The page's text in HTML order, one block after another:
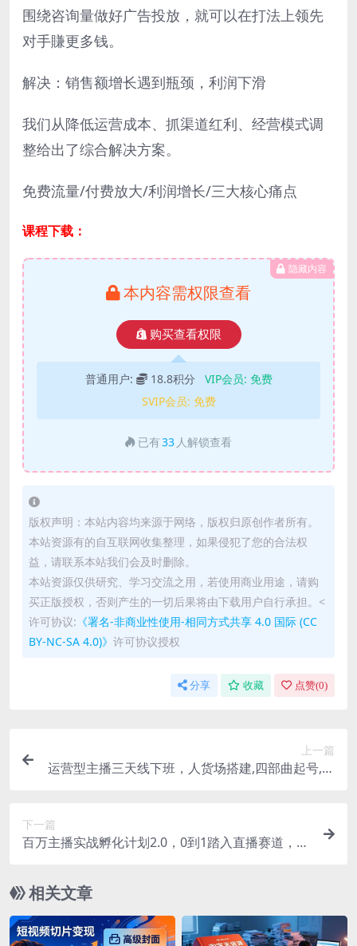
围绕咨询量做好广告投放，就可以在打法上领先
对手賺更多钱。
解决：销售额增长遇到瓶颈，利润下滑
我们从降低运营成本、抓渠道红利、经营模式调
整给出了综合解决方案。
免费流量/付费放大/利润增长/三大核心痛点
课程下载：
隐藏内容
本内容需权限查看
购买查看权限
普通用户: 18.8积分 VIP会员: 免费
SVIP会员: 免费
已有33 人解锁查看
版权声明：本站内容均来源于网络，版权归原创作者所有。
本站资源有的自互联网收集整理，如果侵犯了您的合法权
益，请联系本站我们会及时删除。
本站资源仅供研究、学习交流之用，若使用商业用途，请购
买正版授权，否则产生的一切后果将由下载用户自行承担。<
许可协议: 《署名-非商业性使用-相同方式共享 4.0 国际 (CC
BY-NC-SA 4.0)》 许可协议授权
分享 收藏 点赞(0)
上一篇
运营型主播三天线下班，人货场搭建,四部曲起号,流
下一篇
百万主播实战孵化计划2.0，0到1踏入直播赛道，场
相关文章